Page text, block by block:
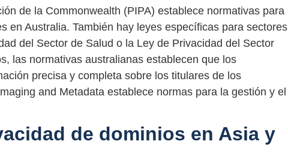
de la Commonwealth (PIPA) establece normativas para
en Australia. También hay leyes específicas para sectores
del Sector de Salud o la Ley de Privacidad del Sector
las normativas australianas establecen que los
precisa y completa sobre los titulares de los
and Metadata establece normas para la gestión y el
de dominios en Asia y